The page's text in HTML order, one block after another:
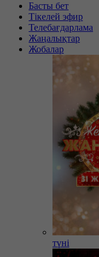
Басты бет
Тікелей эфир
Телебағдарлама
Жаңалықтар
Жобалар
түні